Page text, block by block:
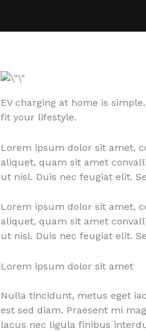
EV charging at home is
fit your lifestyle.
Lorem ipsum dolor sit amet,
aliquet, quam sit amet
ut nisl. Duis nec feugiat elit.
Lorem ipsum dolor sit amet,
aliquet, quam sit amet
ut nisl. Duis nec feugiat elit.
Lorem ipsum dolor sit amet
Nulla tincidunt, metus eget
est sed diam. Praesent mi
lacus nec ligula finibus